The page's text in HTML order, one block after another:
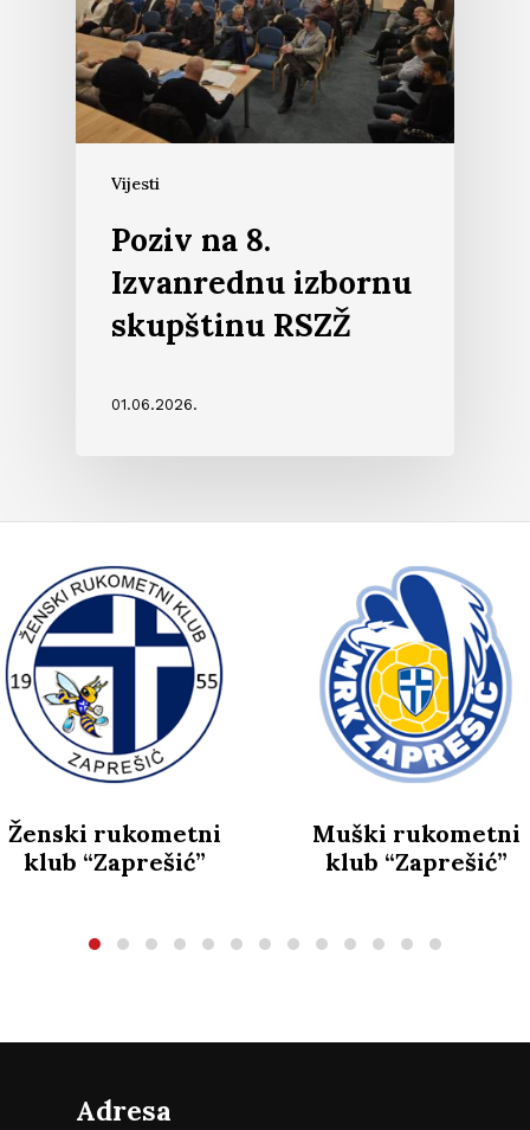
Vijesti
Poziv na 8.
Izvanrednu izbornu
skupštinu RSZŽ
01.06.2026.
Muški rukometni
klub “Zaprešić”
Adresa